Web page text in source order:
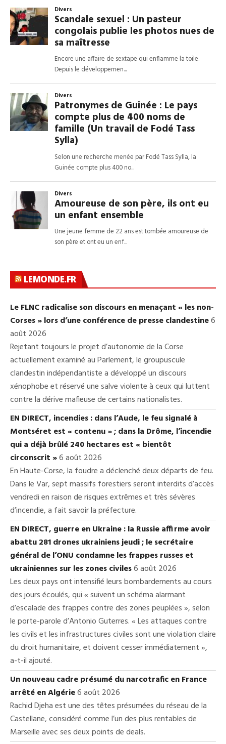
LEMONDE.FR
Le FLNC radicalise son discours en menaçant « les non-
Corses » lors d’une conférence de presse clandestine6
août 2026
Rejetant toujours le projet d’autonomie de la Corse
actuellement examiné au Parlement, le groupuscule
clandestin indépendantiste a développé un discours
xénophobe et réservé une salve violente à ceux qui luttent
contre la dérive mafieuse de certains nationalistes.
EN DIRECT, incendies : dans l’Aude, le feu signalé à
Montséret est « contenu » ; dans la Drôme, l’incendie
qui a déjà brûlé 240 hectares est « bientôt
circonscrit »6 août 2026
En Haute-Corse, la foudre a déclenché deux départs de feu.
Dans le Var, sept massifs forestiers seront interdits d’accès
vendredi en raison de risques extrêmes et très sévères
d’incendie, a fait savoir la préfecture.
EN DIRECT, guerre en Ukraine : la Russie affirme avoir
abattu 281 drones ukrainiens jeudi ; le secrétaire
général de l’ONU condamne les frappes russes et
ukrainiennes sur les zones civiles6 août 2026
Les deux pays ont intensifié leurs bombardements au cours
des jours écoulés, qui « suivent un schéma alarmant
d’escalade des frappes contre des zones peuplées », selon
le porte-parole d’Antonio Guterres. « Les attaques contre
les civils et les infrastructures civiles sont une violation claire
du droit humanitaire, et doivent cesser immédiatement »,
a-t-il ajouté.
Un nouveau cadre présumé du narcotrafic en France
arrêté en Algérie6 août 2026
Rachid Djeha est une des têtes présumées du réseau de la
Castellane, considéré comme l’un des plus rentables de
Marseille avec ses deux points de deals.